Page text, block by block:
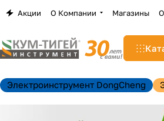
Акции О Компании Магазины
Электроинструмент DongCheng